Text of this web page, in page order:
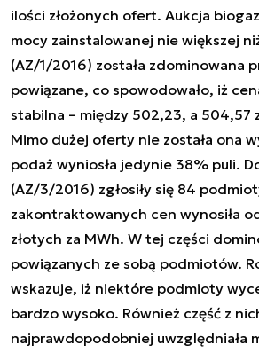
ilości złożonych ofert. Aukcja
mocy zainstalowanej nie większej
(AZ/1/2016) została zdominowana
powiązane, co spowodowało, iż
stabilna – między 502,23, a 504,57
Mimo dużej oferty nie została ona
podaż wyniosła jedynie 38% puli.
(AZ/3/2016) zgłosiły się 84
zakontraktowanych cen wynosiła
złotych za MWh. W tej części
powiązanych ze sobą podmiotów.
wskazuje, iż niektóre podmioty
bardzo wysoko. Również część z
najprawdopodobniej uwzględniała